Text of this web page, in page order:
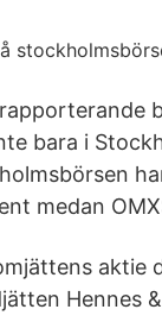
bara i
medan
aktie
Hennes